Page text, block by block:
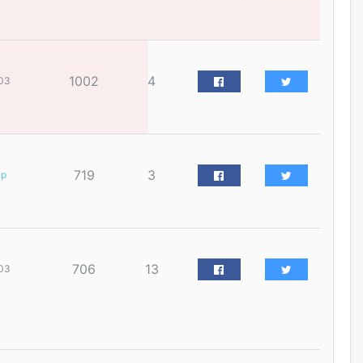
дурдлаа
Өмгөөлөгч Б.Оюунбилэг:
хууль хяналтын байгууллагаар
зогсоож, Арабын орнуудаас
1002 4
719 3
706 13